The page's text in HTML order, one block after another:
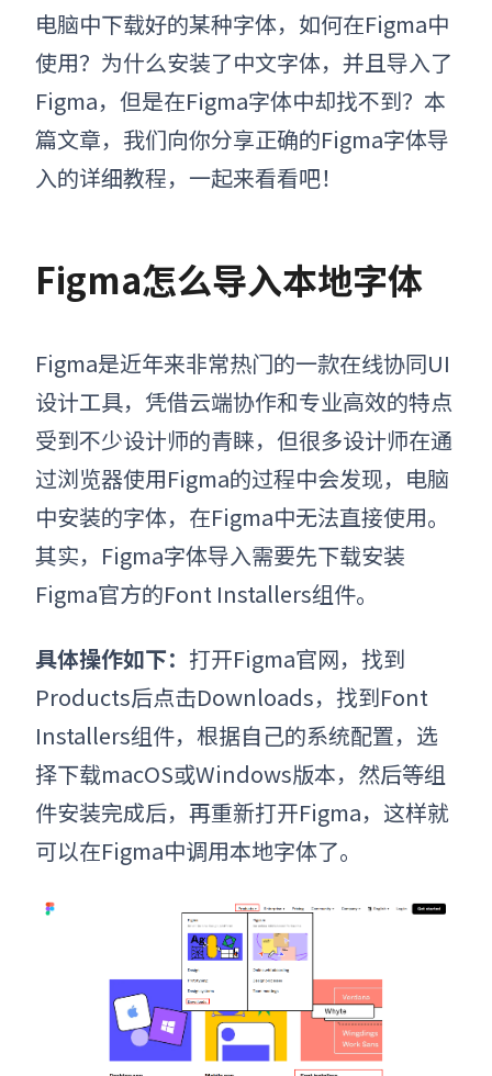
电脑中下载好的某种字体，如何在Figma中
使用？为什么安装了中文字体，并且导入了
Figma，但是在Figma字体中却找不到？本
篇文章，我们向你分享正确的Figma字体导
入的详细教程，一起来看看吧！
Figma怎么导入本地字体
Figma是近年来非常热门的一款在线协同UI
设计工具，凭借云端协作和专业高效的特点
受到不少设计师的青睐，但很多设计师在通
过浏览器使用Figma的过程中会发现，电脑
中安装的字体，在Figma中无法直接使用。
其实，Figma字体导入需要先下载安装
Figma官方的Font Installers组件。
具体操作如下： 打开Figma官网，找到
Products后点击Downloads，找到Font
Installers组件，根据自己的系统配置，选
择下载macOS或Windows版本，然后等组
件安装完成后，再重新打开Figma，这样就
可以在Figma中调用本地字体了。